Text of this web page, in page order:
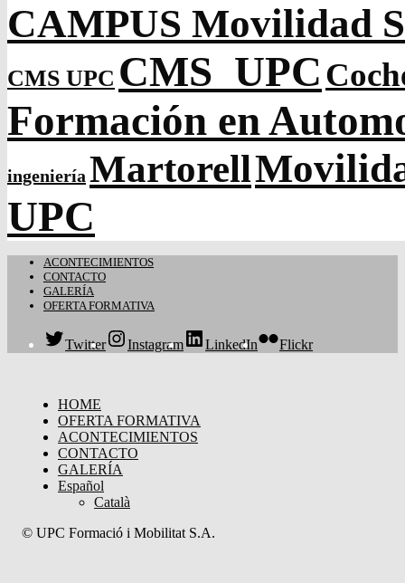
CAMPUS Movilidad
CMS UPC CMS_UPC
Formación en
ingeniería Martorell
UPC
ACONTECIMIENTOS
CONTACTO
GALERÍA
OFERTA FORMATIVA
Twitter Instagram LinkedIn Flickr
HOME
OFERTA FORMATIVA
ACONTECIMIENTOS
CONTACTO
GALERÍA
Español
Català
© UPC Formació i Mobilitat S.A.